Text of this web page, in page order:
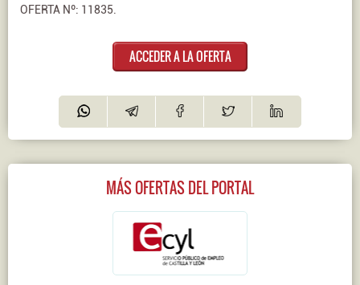
OFERTA Nº: 11835.
ACCEDER A LA OFERTA
MÁS OFERTAS DEL PORTAL